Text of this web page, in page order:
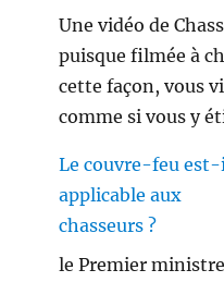
Une vidéo de
puisque filmée à
cette façon, vous
comme si vous y
Le couvre-feu
applicable aux
chasseurs ?
le Premier